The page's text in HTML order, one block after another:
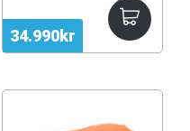
34.990kr